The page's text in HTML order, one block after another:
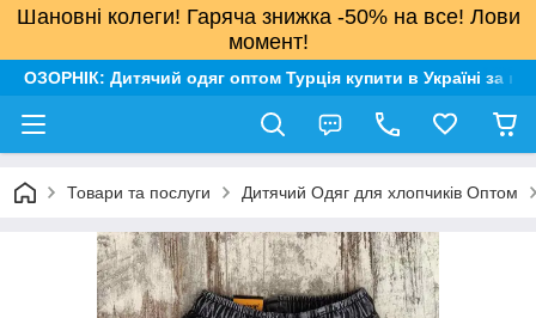
Шановні колеги! Гаряча знижка -50% на все! Лови
момент!
ОЗОРНІК: Дитячий одяг оптом Турція купити в Україні за
Товари та послуги Дитячий Одяг для хлопчиків Оптом